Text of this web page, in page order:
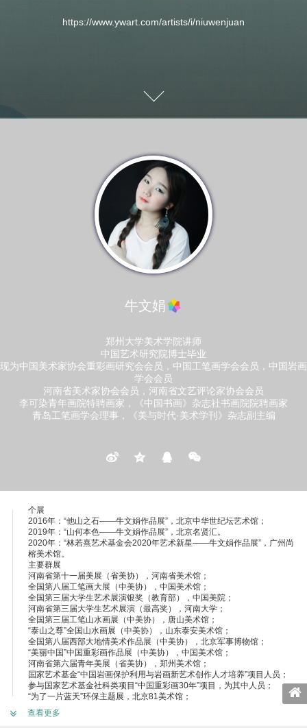
https://www.ywart.com/artists/i/niuwenjuan
牛文娟
郑州大学美术学院讲师
中国艺术研究院博士毕业
现为中国美术家协会重彩画研究会会员，中国工笔画学会会员，中国岩画
学会会员
河南省美术家协会会员，河南省文艺评论家协会会员
李可染青年画院特聘画家，《中国书画》杂志社书画院院聘画家
青岛工笔画学会理事，《美与时代·美术学刊》杂志副主编
个展
2016年：“他山之石——牛文娟作品展”，北京中华世纪坛艺术馆；
2019年：“山何本色——牛文娟作品展”，北京名贤汇。
2020年：“林若熹艺术基金会2020年艺术新星——牛文娟作品展”，广州尚
榕美术馆。
主要群展
河南省第十一届美展（省美协），河南省美术馆；
全国第八届工笔画大展（中美协），中国美术馆；
全国第三届大学生艺术展演银奖（教育部），中国美院；
河南省第三届大学生艺术展演（最高奖），河南大学；
全国第三届工笔山水画展（中美协），唐山美术馆；
“泰山之尊”全国山水画展（中美协），山东泰安美术馆；
全国第八届西部大地情美术作品展（中美协），北京军事博物馆；
“美丽中国”中国重彩画作品展（中美协），中国美术馆；
河南省第六届青年美展（省美协），郑州美术馆；
国家艺术基金“中国岩画保护利用与岩画新艺术创作人才培养”项目人员；
参与国家艺术基金社科类项目“中国重彩画30年”项目，为其中人员；
“为了一片蓝天”环保主题展，北京81美术馆；
她叙——女性艺术家展，南京宣和美术馆；
“中国画名家邀请展”，西班牙马德里；
查看更多